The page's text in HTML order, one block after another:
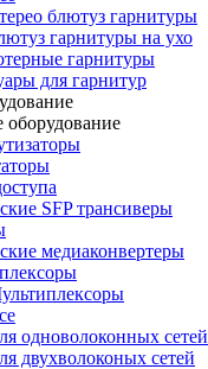
блютуз гарнитуры
гарнитуры на ухо
гарнитуры
для гарнитур
оборудование
SFP трансиверы
медиаконвертеры
одноволоконных сетей
двухволоконых сетей